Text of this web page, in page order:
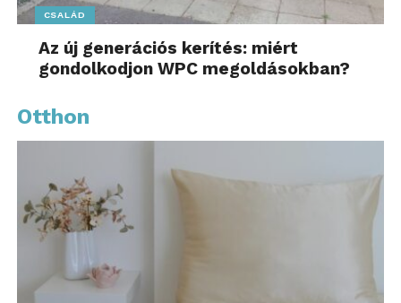
CSALÁD
Az új generációs kerítés: miért
gondolkodjon WPC megoldásokban?
Otthon